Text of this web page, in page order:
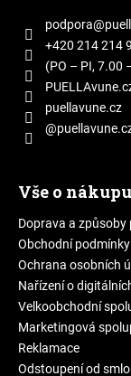
podpora@
+420 214 214
(PO – PI, 7.00
puellavune.cz
Vše o nákupu
Doprava a způsoby
Obchodní podmínky
Ochrana osobních
Nařízení o
Velkoobchodní
Marketingová
Reklamace
Odstoupení od